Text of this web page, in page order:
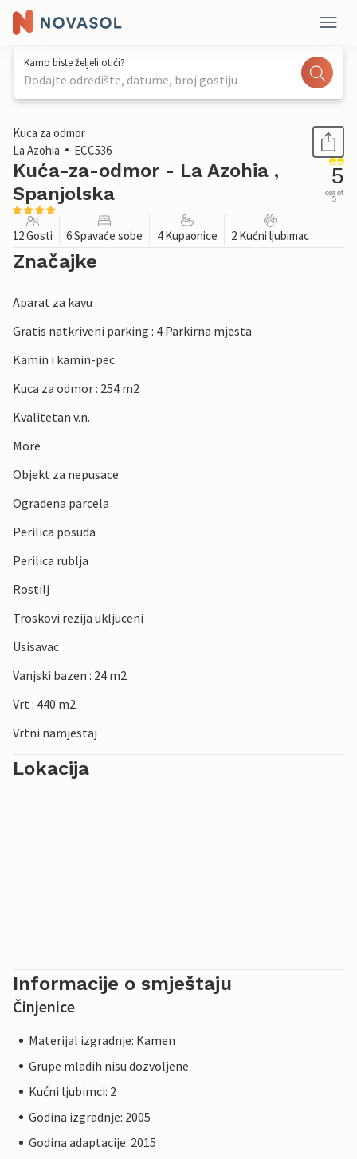
Kamo biste željeli otići?
Dodajte odredište, datume, broj gostiju
1 / 31
Kuca za odmor
La Azohia
ECC536
Kuća-za-odmor - La Azohia ,
Spanjolska
5
out of
5
12 Gosti 6 Spavaće sobe 4 Kupaonice 2 Kućni ljubimac
Značajke
Aparat za kavu
Gratis natkriveni parking : 4 Parkirna mjesta
Kamin i kamin-pec
Kuca za odmor : 254 m2
Kvalitetan v.n.
More
Objekt za nepusace
Ogradena parcela
Perilica posuda
Perilica rublja
Rostilj
Troskovi rezija ukljuceni
Usisavac
Vanjski bazen : 24 m2
Vrt : 440 m2
Vrtni namjestaj
Lokacija
Informacije o smještaju
Činjenice
Materijal izgradnje: Kamen
Grupe mladih nisu dozvoljene
Kućni ljubimci: 2
Godina izgradnje: 2005
Godina adaptacije: 2015